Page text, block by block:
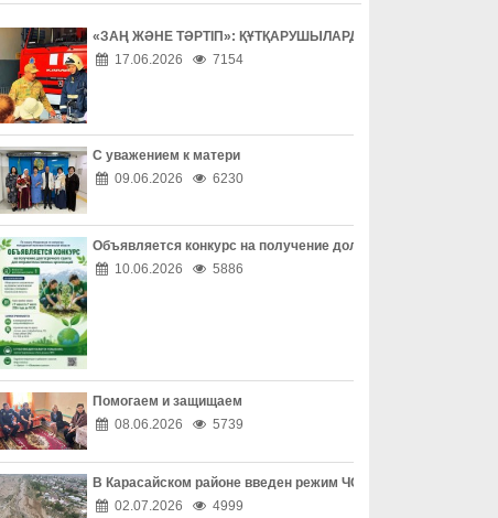
06.08 Безопасность начинается с ответственности
06.08 Бытовое насилие - не семейное дело
06.08 Инвестиции в здоровье
06.08 Борьба с наркоманией выходит на новый уровень
06.08 Наркотическая зависимость разрушает здоровье
06.08 Собственник обязан соблюдать законодательство
06.08 Опасный обгон – риск для каждого
06.08 Перекресток, где победила вежливость
06.08 Право собственности - основа доверия
06.08 Собственность начинается с уважения
«ЗАҢ ЖӘНЕ ТӘРТІП»: ҚҰТҚАРУШЫЛАРДЫҢ ЕҢБЕГІМЕН
17.06.2026
7154
С уважением к матери
09.06.2026
6230
Объявляется конкурс на получение долгосрочного гранта
10.06.2026
5886
Помогаем и защищаем
08.06.2026
5739
В Карасайском районе введен режим ЧС местного масштаба
02.07.2026
4999